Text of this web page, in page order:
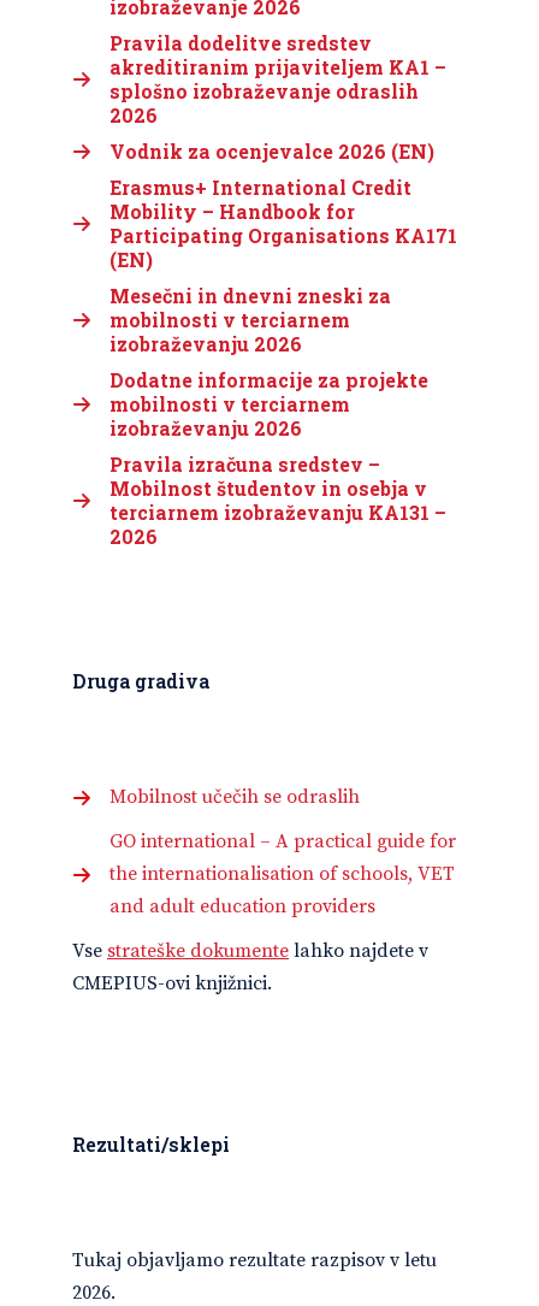
izobraževanje 2026
Pravila dodelitve sredstev
akreditiranim prijaviteljem KA1 –
splošno izobraževanje odraslih
2026
Vodnik za ocenjevalce 2026 (EN)
Erasmus+ International Credit
Mobility – Handbook for
Participating Organisations KA171
(EN)
Mesečni in dnevni zneski za
mobilnosti v terciarnem
izobraževanju 2026
Dodatne informacije za projekte
mobilnosti v terciarnem
izobraževanju 2026
Pravila izračuna sredstev –
Mobilnost študentov in osebja v
terciarnem izobraževanju KA131 –
2026
Druga gradiva
Mobilnost učečih se odraslih
GO international – A practical guide for
the internationalisation of schools, VET
and adult education providers
Vse strateške dokumente lahko najdete v
CMEPIUS-ovi knjižnici.
Rezultati/sklepi
Tukaj objavljamo rezultate razpisov v letu
2026.